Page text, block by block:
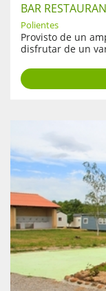
BAR
Polientes
Provisto de un
disfrutar de un